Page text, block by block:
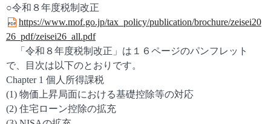
○令和８年度税制改正
https://www.mof.go.jp/tax_policy/publication/brochure/zeisei20
26_pdf/zeisei26_all.pdf
「令和８年度税制改正」は１６ページのパンフレット
で、目次は以下のとおりです。
Chapter 1 個人所得課税
(1) 物価上昇局面における基礎控除等の対応
(2) 住宅ローン控除の拡充